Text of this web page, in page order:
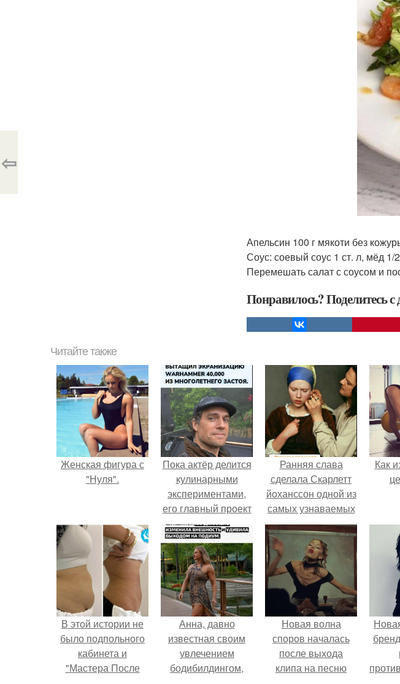
Апельсин 100 г мякоти без
Соус: соевый соус 1 ст. л, мёд 1/
Перемешать салат с соусом и
Понравилось? Поделитесь с
⇦
Читайте также
Женская фигура с
"Нуля".
Пока актёр делится
кулинарными
экспериментами,
его главный проект
сделал серьёзный
шаг вперёд.
Ранняя слава
сделала Скарлетт
йоханссон одной из
самых узнаваемых
актрис голливуда,
но за глянцевым
фасадом
скрывалась
огромная
неуверенность.
Как
В этой истории не
было подпольного
кабинета и
"Мастера После
Анна, давно
известная своим
увлечением
бодибилдингом,
Новая волна
споров началась
после выхода
клипа на песню